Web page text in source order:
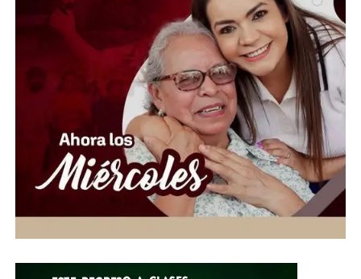
“Hoy más que nunca es momento de demostrar que la
solidaridad no conoce fronteras. Desde Guanajuato
extendemos la mano a las familias venezolanas que
enfrentan esta emergencia, convencidos de que cada
aportación puede hacer la diferencia en la vida de
quienes más lo necesitan”, expresó.
Ante esta situación de emergencia humanitaria, el
Gobierno de la Gente, a través del Voluntariado de la
Gente, habilitó centros de acopio del 1 al 10 de julio en
el Parque Guanajuato Bicentenario, las oficinas del